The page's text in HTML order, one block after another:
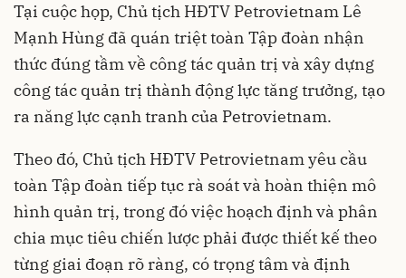
Tại cuộc họp, Chủ tịch HĐTV Petrovietnam Lê
Mạnh Hùng đã quán triệt toàn Tập đoàn nhận
thức đúng tầm về công tác quản trị và xây dựng
công tác quản trị thành động lực tăng trưởng, tạo
ra năng lực cạnh tranh của Petrovietnam.
Theo đó, Chủ tịch HĐTV Petrovietnam yêu cầu
toàn Tập đoàn tiếp tục rà soát và hoàn thiện mô
hình quản trị, trong đó việc hoạch định và phân
chia mục tiêu chiến lược phải được thiết kế theo
từng giai đoạn rõ ràng, có trọng tâm và định